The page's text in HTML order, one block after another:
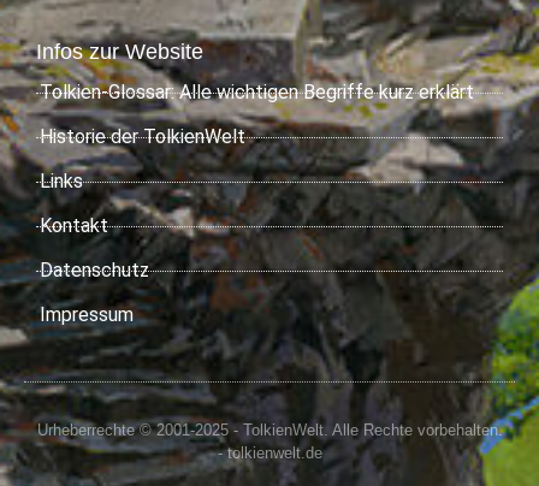
Infos zur Website
Tolkien-Glossar: Alle wichtigen Begriffe kurz erklärt
Historie der TolkienWelt
Links
Kontakt
Datenschutz
Impressum
Urheberrechte © 2001-2025 - TolkienWelt. Alle Rechte vorbehalten.
- tolkienwelt.de